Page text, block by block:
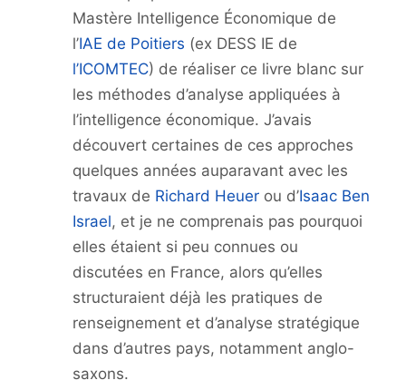
Mastère Intelligence Économique de
l’IAE de Poitiers (ex DESS IE de
l’ICOMTEC) de réaliser ce livre blanc sur
les méthodes d’analyse appliquées à
l’intelligence économique. J’avais
découvert certaines de ces approches
quelques années auparavant avec les
travaux de Richard Heuer ou d’Isaac Ben
Israel, et je ne comprenais pas pourquoi
elles étaient si peu connues ou
discutées en France, alors qu’elles
structuraient déjà les pratiques de
renseignement et d’analyse stratégique
dans d’autres pays, notamment anglo-
saxons.